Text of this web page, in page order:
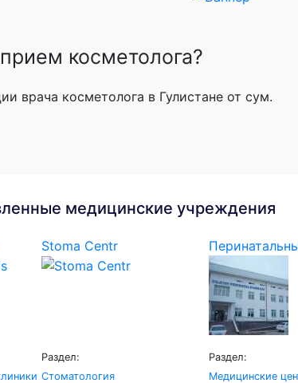
косметолога?
врача косметолога в Гулистане от сум.
медицинские учреждения
Stoma Centr
Раздел:
Стоматология
Раздел:
Медицинские